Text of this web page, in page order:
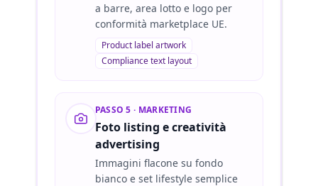
a barre, area lotto e logo per
conformità marketplace UE.
Product label artwork
Compliance text layout
PASSO 5 · MARKETING
Foto listing e creatività
advertising
Immagini flacone su fondo
bianco e set lifestyle semplice